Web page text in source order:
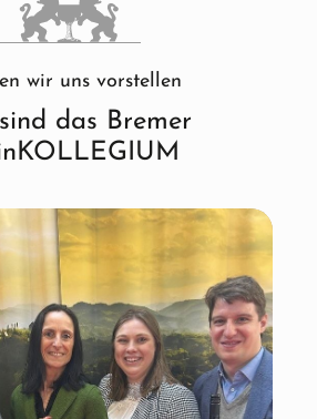
wir uns vorstellen
das Bremer